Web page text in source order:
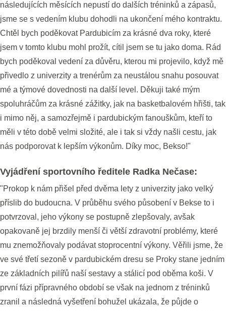
následujících měsících nepustí do dalších tréninků a zápasů,
jsme se s vedením klubu dohodli na ukončení mého kontraktu.
Chtěl bych poděkovat Pardubicím za krásné dva roky, které
jsem v tomto klubu mohl prožít, cítil jsem se tu jako doma. Rád
bych poděkoval vedení za důvěru, kterou mi projevilo, když mě
přivedlo z univerzity a trenérům za neustálou snahu posouvat
mé a týmové dovednosti na další level. Děkuji také mým
spoluhráčům za krásné zážitky, jak na basketbalovém hřišti, tak
i mimo něj, a samozřejmě i pardubickým fanouškům, kteří to
měli v této době velmi složité, ale i tak si vždy našli cestu, jak
nás podporovat k lepším výkonům. Díky moc, Bekso!"
Vyjádření sportovního ředitele Radka Nečase:
"Prokop k nám přišel před dvěma lety z univerzity jako velký
příslib do budoucna. V průběhu svého působení v Bekse to i
potvrzoval, jeho výkony se postupně zlepšovaly, avšak
opakovaně jej brzdily menší či větší zdravotní problémy, které
mu znemožňovaly podávat stoprocentní výkony. Věřili jsme, že
ve své třetí sezoně v pardubickém dresu se Proky stane jedním
ze základních pilířů naší sestavy a stálicí pod oběma koši. V
první fázi přípravného období se však na jednom z tréninků
zranil a následná vyšetření bohužel ukázala, že půjde o